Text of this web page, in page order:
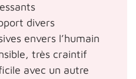
divers
envers l’humain
très craintif
avec un autre